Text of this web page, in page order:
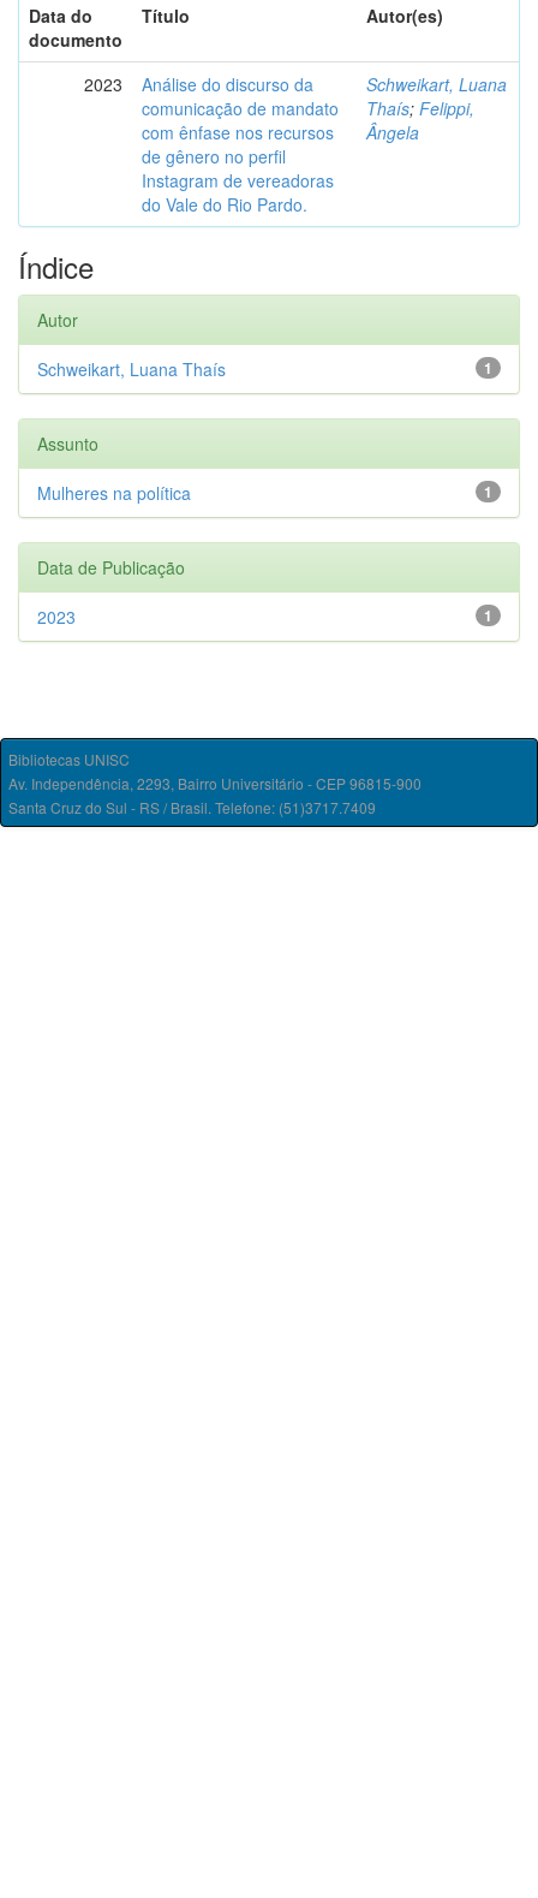
Data do
documento
Título Autor(es)
2023
Análise do discurso da
comunicação de mandato
com ênfase nos recursos
de gênero no perfil
Instagram de vereadoras
do Vale do Rio Pardo.
Schweikart, Luana
Thaís; Felippi,
Ângela
Índice
Autor
1
Schweikart, Luana Thaís
Assunto
1
Mulheres na política
Data de Publicação
1
2023
Bibliotecas UNISC
Av. Independência, 2293, Bairro Universitário - CEP 96815-900
Santa Cruz do Sul - RS / Brasil. Telefone: (51)3717.7409